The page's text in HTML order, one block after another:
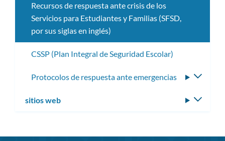
Recursos de respuesta ante crisis de los
Servicios para Estudiantes y Familias (SFSD,
por sus siglas en inglés)
CSSP (Plan Integral de Seguridad Escolar)
Protocolos de respuesta ante emergencias
sitios web